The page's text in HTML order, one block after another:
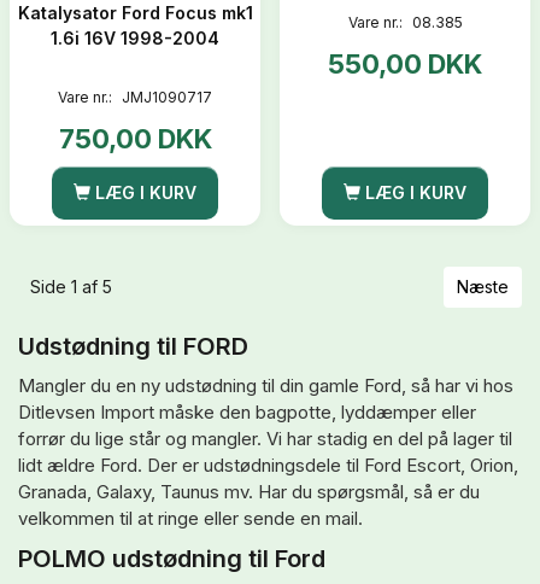
Katalysator Ford Focus mk1
1.6i 16V 1998-2004
Vare nr.: JMJ1090717
750,00 DKK
LÆG I KURV
Vare nr.: 08.385
550,00 DKK
LÆG I KURV
Side 1 af 5 Næste
Udstødning til FORD
Mangler du en ny udstødning til din gamle Ford, så har vi hos
Ditlevsen Import måske den bagpotte, lyddæmper eller
forrør du lige står og mangler. Vi har stadig en del på lager til
lidt ældre Ford. Der er udstødningsdele til Ford Escort, Orion,
Granada, Galaxy, Taunus mv. Har du spørgsmål, så er du
velkommen til at ringe eller sende en mail.
POLMO udstødning til Ford